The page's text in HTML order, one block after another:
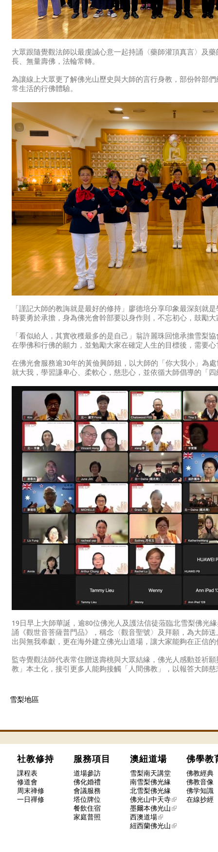
大眾跟隨覺觀法師以最虔誠心意一起持誦〈藥師灌頂真言〉及
長、無量壽佛，法輪常轉。
為讓線上大眾更了解佛光山歷史與大師的言行身教，部份幹部
常生活的行佛體驗。
「謹記大師的教誨就是最好的修持」廖德培分享印象最深刻就
時要勇於承擔，身為佛光會幹部要以身作則，不忘初心，鼓勵
「看似給人，其實收穫最多的是自己」翁許麗珠回憶承擔雪梨
在學佛和行佛的願力，並勉勵大家在確定人生的目標後，需要
在佛光會服務逾30年的黃儉興師姐，以大師的「你大我小」為
就大我，學習謙卑心、柔軟心，慈悲心，並依循大師倡導的「
19日早上大師華誕，逾80位佛光人及護法信徒蒞臨北雪梨佛光
誦《觀世音菩薩普門品》，稱念〈觀音聖號〉及拜願，為大師
出與無我奉獻，更在海外建立佛光山道場，讓大家能夠在正信
監寺覺觀法師代表常住贈送壽桃與大眾結緣，佛光人感動並祈
教」本土化，接引更多人能夠接觸「人間佛教」，以報答大師
雪梨地區
社教修持 服務項目 澳紐道場 佛學
課程表 道場參訪 雪梨南天講堂
佛教經典
修道會
佛化婚禮 南雪梨佛光緣
佛教音像
周末禅修
會議服務 北雪梨佛光緣
佛学知識
一日禪修
塔位牌位 佛光山中天寺
在線抄經
餐飲住宿
墨爾本佛光山
家庭普照
西澳道場
紐西蘭佛光山